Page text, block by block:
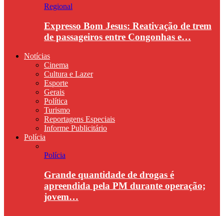
Regional
Expresso Bom Jesus: Reativação de trem
de passageiros entre Congonhas e…
Notícias
Cinema
Cultura e Lazer
Esporte
Gerais
Política
Turismo
Reportagens Especiais
Informe Publicitário
Polícia
Polícia
Grande quantidade de drogas é
apreendida pela PM durante operação;
jovem…